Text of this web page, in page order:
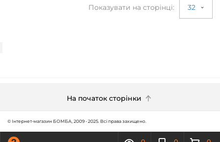
Показувати на сторінці: 32
На початок сторінки
© Інтернет-магазин БОМБА, 2009 - 2025. Всі права захищено.